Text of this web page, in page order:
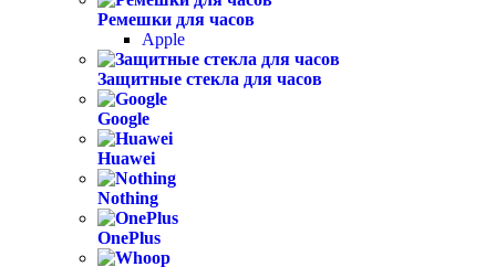
Ремешки для часов
Apple
Защитные стекла для часов
Google
Huawei
Nothing
OnePlus